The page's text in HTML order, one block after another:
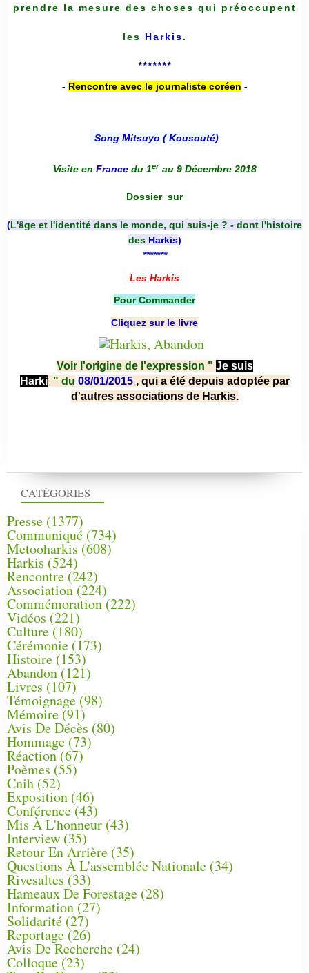
CATÉGORIES
Presse (1377)
Communiqué (734)
Metooharkis (608)
Harkis (524)
Rencontre (242)
Association (224)
Commémoration(222)
Vidéos (221)
Culture(180)
Cérémonie (173)
Histoire (153)
Abandon(121)
Livres (107)
Témoignage (98)
Mémoire (91)
Avis De Décès (80)
Hommage (73)
Réaction(67)
Poèmes (55)
Cnih (52)
Exposition (46)
Conférence(43)
Mis À L'honneur (43)
Interview (35)
Retour En Arrière (35)
Questions À L'assemblée Nationale (34)
Rivesaltes (33)
Hameaux De Forestage (28)
Information (27)
Solidarité (27)
Reportage(26)
Avis De Recherche (24)
Colloque (23)
prendre la mesure des choses qui préoccupent
les Harkis.
*******
- Rencontre avec le journaliste coréen -
Song Mitsuyo ( Kousouté)
Visite en France du 1er au 9 Décembre 2018
Dossier sur
(L'âge et l'identité dans le monde, qui suis-je ? - dont l'histoire
des Harkis)
*******
Les Harkis
Pour Commander
Cliquez sur le livre
Voir l'origine de l'expression " Je suis
Harki " du 08/01/2015 , qui a été depuis adoptée par
d'autres associations de Harkis.